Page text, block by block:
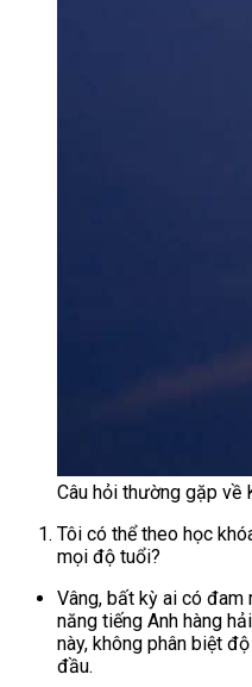
Câu hỏi thường gặp về
Tôi có thể theo học
mọi độ tuổi?
Vâng, bất kỳ ai có đam
năng tiếng Anh hàng
này, không phân biệt
đầu.